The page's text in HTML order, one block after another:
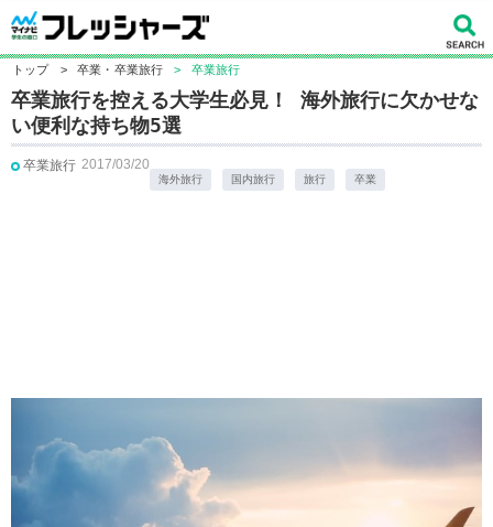
トップ > 卒業・卒業旅行 > 卒業旅行
卒業旅行を控える大学生必見！ 海外旅行に欠かせな
い便利な持ち物5選
卒業旅行 2017/03/20
海外旅行 国内旅行 旅行 卒業